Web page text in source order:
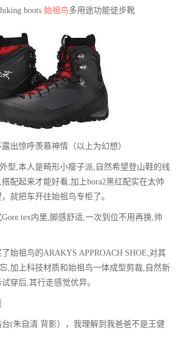
boots 始祖鸟多用途功能徒步靴
出惊呼羡慕神情（以上为幻想）
型,本人是畸形小瘦子派,自然希望登山鞋的线
配起来才能好看,加上bora2黑红配实在太帅
就把车开往始祖鸟专柜了。
tex内里,脚感舒适,一次到位不用再换,帅
始祖鸟的ARAKYS APPROACH SHOE,对其
,加上科技材质和始祖鸟一体成型剪裁,自然新
穿后,其行走感觉优异。
(朱自清 背影），我理解到我爸爸不是王健